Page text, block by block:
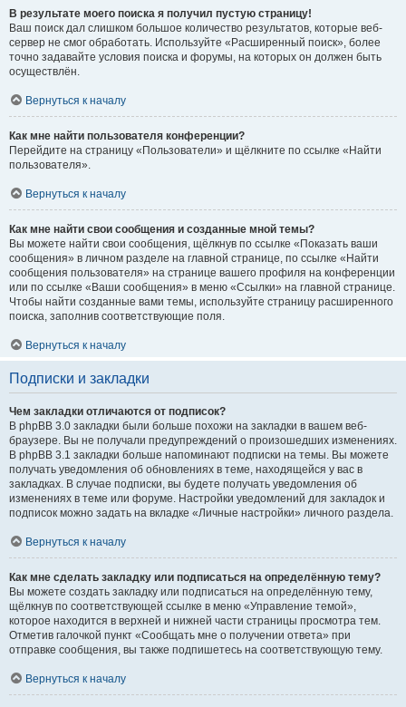
В результате моего поиска я получил пустую страницу!
Ваш поиск дал слишком большое количество результатов, которые веб-
сервер не смог обработать. Используйте «Расширенный поиск», более
точно задавайте условия поиска и форумы, на которых он должен быть
осуществлён.
Вернуться к началу
Как мне найти пользователя конференции?
Перейдите на страницу «Пользователи» и щёлкните по ссылке «Найти
пользователя».
Вернуться к началу
Как мне найти свои сообщения и созданные мной темы?
Вы можете найти свои сообщения, щёлкнув по ссылке «Показать ваши
сообщения» в личном разделе на главной странице, по ссылке «Найти
сообщения пользователя» на странице вашего профиля на конференции
или по ссылке «Ваши сообщения» в меню «Ссылки» на главной странице.
Чтобы найти созданные вами темы, используйте страницу расширенного
поиска, заполнив соответствующие поля.
Вернуться к началу
Подписки и закладки
Чем закладки отличаются от подписок?
В phpBB 3.0 закладки были больше похожи на закладки в вашем веб-
браузере. Вы не получали предупреждений о произошедших изменениях.
В phpBB 3.1 закладки больше напоминают подписки на темы. Вы можете
получать уведомления об обновлениях в теме, находящейся у вас в
закладках. В случае подписки, вы будете получать уведомления об
изменениях в теме или форуме. Настройки уведомлений для закладок и
подписок можно задать на вкладке «Личные настройки» личного раздела.
Вернуться к началу
Как мне сделать закладку или подписаться на определённую тему?
Вы можете создать закладку или подписаться на определённую тему,
щёлкнув по соответствующей ссылке в меню «Управление темой»,
которое находится в верхней и нижней части страницы просмотра тем.
Отметив галочкой пункт «Сообщать мне о получении ответа» при
отправке сообщения, вы также подпишетесь на соответствующую тему.
Вернуться к началу